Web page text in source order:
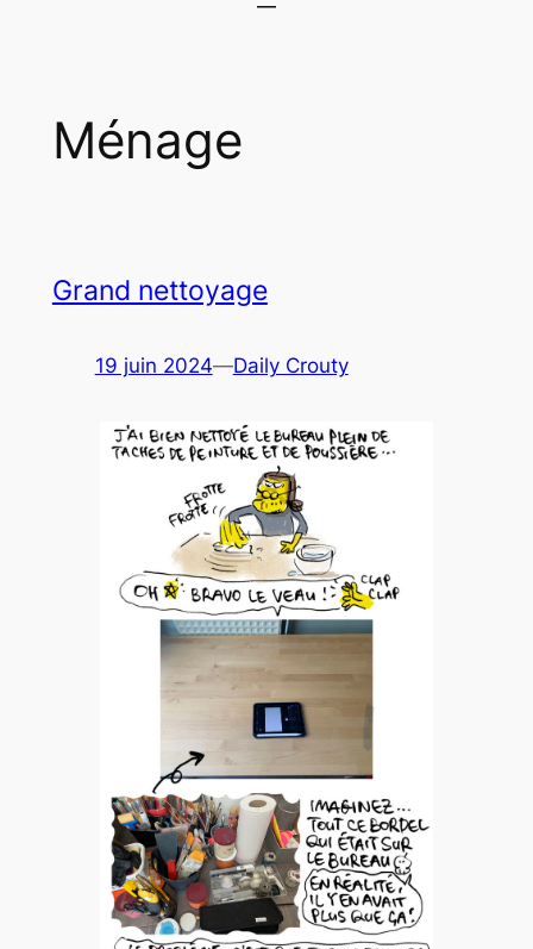
Ménage
Grand nettoyage
19 juin 2024—Daily Crouty